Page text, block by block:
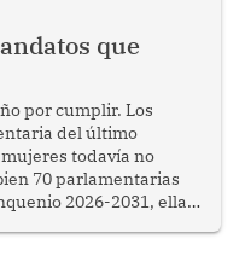
que
por cumplir. Los
del último
todavía no
70 parlamentarias
2026-2031, ellas